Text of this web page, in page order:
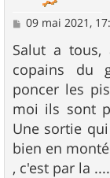
M
s
s
a
g
e
09 mai 2021,
Salut a tous,
copains du
poncer les
moi ils sont
Une sortie
bien en
, c'est par la ....